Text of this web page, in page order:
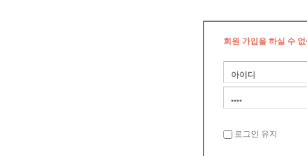
회원 가입을 하실 수
로그인 유지